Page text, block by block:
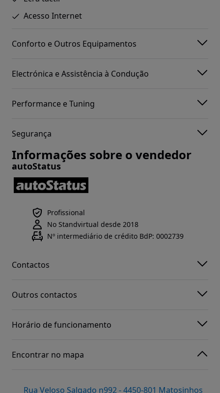
Acesso Internet
Conforto e Outros Equipamentos
Electrónica e Assistência à Condução
Performance e Tuning
Segurança
Informações sobre o vendedor
autoStatus
Profissional
No Standvirtual desde 2018
Nº intermediário de crédito BdP: 0002739
Contactos
Outros contactos
Horário de funcionamento
Encontrar no mapa
Rua Veloso Salgado n992 - 4450-801 Matosinhos